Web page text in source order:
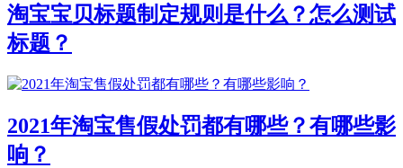
淘宝宝贝标题制定规则是什么？怎么测试
标题？
2021年淘宝售假处罚都有哪些？有哪些影
响？